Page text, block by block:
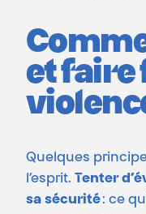
et faire
Quelques
l’esprit. Tenter
sa sécurité: ce